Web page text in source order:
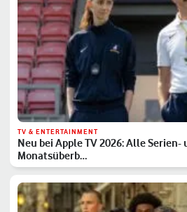
TV & ENTERTAINMENT
Neu bei Apple TV 2026: Alle
Monatsüberb…